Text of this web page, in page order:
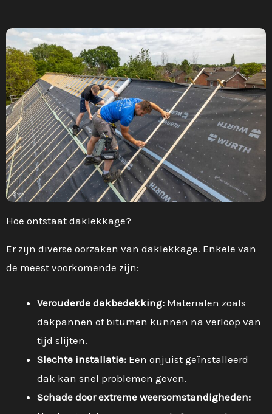
Hoe ontstaat daklekkage?
Er zijn diverse oorzaken van daklekkage. Enkele van
de meest voorkomende zijn:
Verouderde dakbedekking: Materialen zoals
dakpannen of bitumen kunnen na verloop van
tijd slijten.
Slechte installatie: Een onjuist geïnstalleerd
dak kan snel problemen geven.
Schade door extreme weersomstandigheden: